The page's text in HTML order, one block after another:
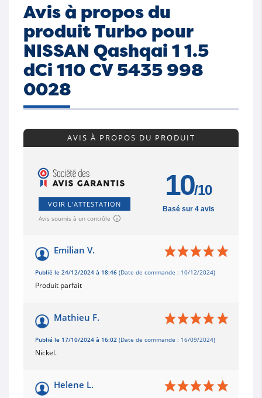
Avis à propos du
produit Turbo pour
NISSAN Qashqai 1 1.5
dCi 110 CV 5435 998
0028
AVIS À PROPOS DU PRODUIT
VOIR L'ATTESTATION
Avis soumis à un contrôle
10/10
Basé sur 4 avis
Emilian V.
Publié le 24/12/2024 à 18:46 (Date de commande : 10/12/2024)
Produit parfait
Mathieu F.
Publié le 17/10/2024 à 16:02 (Date de commande : 16/09/2024)
Nickel.
Helene L.